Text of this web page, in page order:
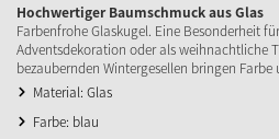
Hochwertiger Baumschmuck aus Glas
Farbenfrohe Glaskugel. Eine Besonderheit
Adventsdekoration oder als weihnachtliche
bezaubernden Wintergesellen bringen
Material: Glas
Farbe: blau